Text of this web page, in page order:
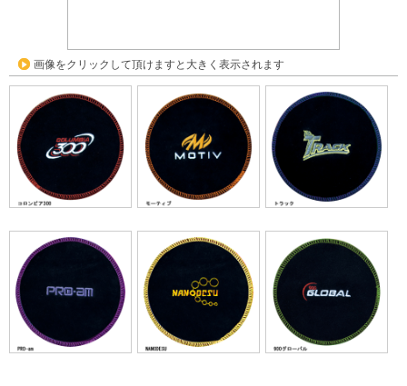
画像をクリックして頂けますと大きく表示されます